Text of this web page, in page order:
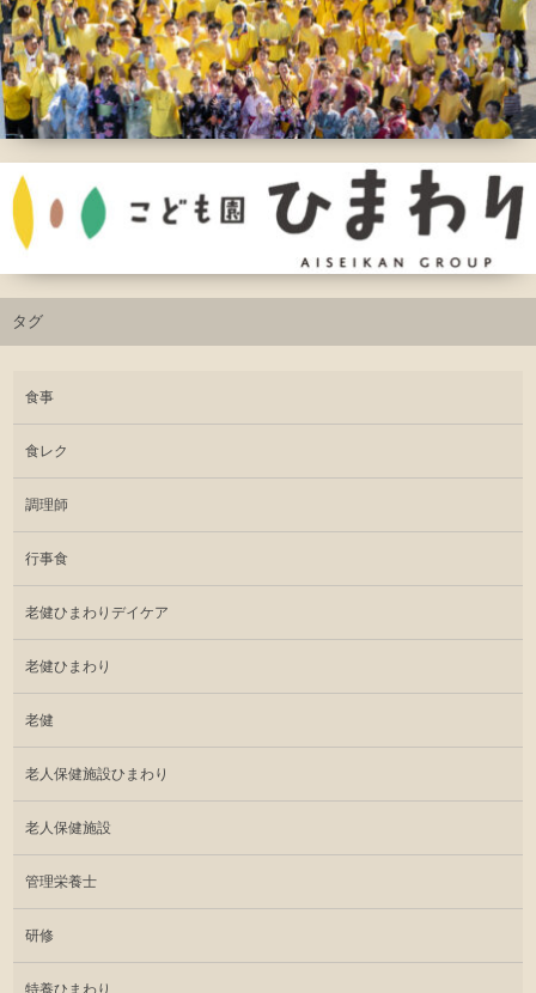
タグ
食事
食レク
調理師
行事食
老健ひまわりデイケア
老健ひまわり
老健
老人保健施設ひまわり
老人保健施設
管理栄養士
研修
特養ひまわり